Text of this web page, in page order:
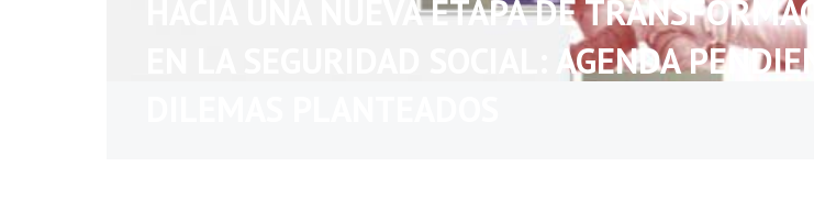
HACIA UNA NUEVA ETAPA DE
EN LA SEGURIDAD SOCIAL: AGENDA